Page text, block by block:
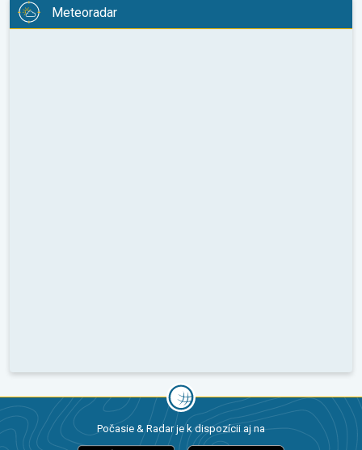
Meteoradar
Počasie & Radar je k dispozícii aj na